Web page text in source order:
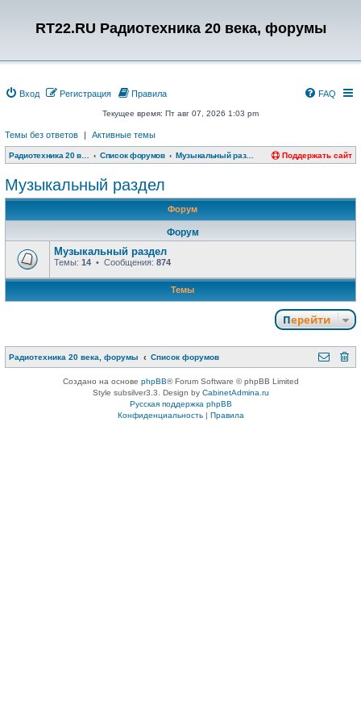
RT22.RU Радиотехника 20 века, форумы
Вход Регистрация FAQ
Правила
Текущее время: Пт авг 07, 2026 1:03 pm
Темы без ответов | Активные темы
Радиотехника 20 века, форумы Список форумов Музыкальный раздел Поддержать сайт
Музыкальный раздел
Форум
Форум
Музыкальный раздел
Темы: 14 • Сообщения: 874
Темы
Перейти
Радиотехника 20 века, форумы Список форумов
Создано на основе phpBB® Forum Software © phpBB Limited
Style subsilver3.3. Design by CabinetAdmina.ru
Русская поддержка phpBB
Конфиденциальность| Правила